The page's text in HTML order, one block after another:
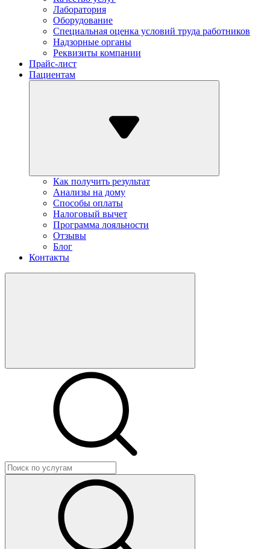
Лаборатория
Оборудование
Специальная оценка условий труда работников
Надзорные органы
Реквизиты компании
Прайс-лист
Пациентам
Как получить результат
Анализы на дому
Способы оплаты
Налоговый вычет
Программа лояльности
Отзывы
Блог
Контакты